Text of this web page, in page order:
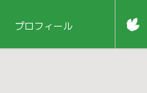
プロフィール